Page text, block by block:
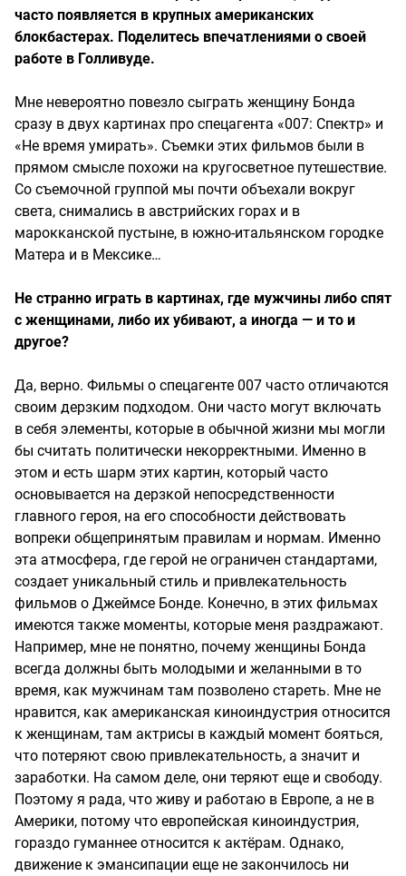
часто появляется в крупных американских
блокбастерах. Поделитесь впечатлениями о своей
работе в Голливуде.
Мне невероятно повезло сыграть женщину Бонда
сразу в двух картинах про спецагента «007: Спектр» и
«Не время умирать». Съемки этих фильмов были в
прямом смысле похожи на кругосветное путешествие.
Со съемочной группой мы почти объехали вокруг
света, снимались в австрийских горах и в
марокканской пустыне, в южно-итальянском городке
Матера и в Мексике…
Не странно играть в картинах, где мужчины либо спят
с женщинами, либо их убивают, а иногда — и то и
другое?
Да, верно. Фильмы о спецагенте 007 часто отличаются
своим дерзким подходом. Они часто могут включать
в себя элементы, которые в обычной жизни мы могли
бы считать политически некорректными. Именно в
этом и есть шарм этих картин, который часто
основывается на дерзкой непосредственности
главного героя, на его способности действовать
вопреки общепринятым правилам и нормам. Именно
эта атмосфера, где герой не ограничен стандартами,
создает уникальный стиль и привлекательность
фильмов о Джеймсе Бонде. Конечно, в этих фильмах
имеются также моменты, которые меня раздражают.
Например, мне не понятно, почему женщины Бонда
всегда должны быть молодыми и желанными в то
время, как мужчинам там позволено стареть. Мне не
нравится, как американская киноиндустрия относится
к женщинам, там актрисы в каждый момент бояться,
что потеряют свою привлекательность, а значит и
заработки. На самом деле, они теряют еще и свободу.
Поэтому я рада, что живу и работаю в Европе, а не в
Америки, потому что европейская киноиндустрия,
гораздо гуманнее относится к актёрам. Однако,
движение к эмансипации еще не закончилось ни